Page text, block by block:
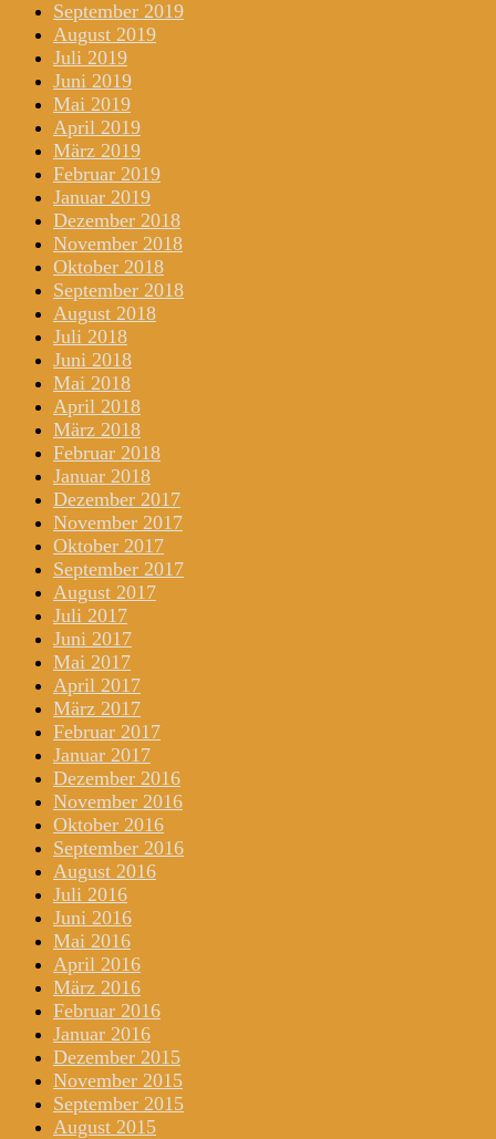
September 2019
August 2019
Juli 2019
Juni 2019
Mai 2019
April 2019
März 2019
Februar 2019
Januar 2019
Dezember 2018
November 2018
Oktober 2018
September 2018
August 2018
Juli 2018
Juni 2018
Mai 2018
April 2018
März 2018
Februar 2018
Januar 2018
Dezember 2017
November 2017
Oktober 2017
September 2017
August 2017
Juli 2017
Juni 2017
Mai 2017
April 2017
März 2017
Februar 2017
Januar 2017
Dezember 2016
November 2016
Oktober 2016
September 2016
August 2016
Juli 2016
Juni 2016
Mai 2016
April 2016
März 2016
Februar 2016
Januar 2016
Dezember 2015
November 2015
September 2015
August 2015